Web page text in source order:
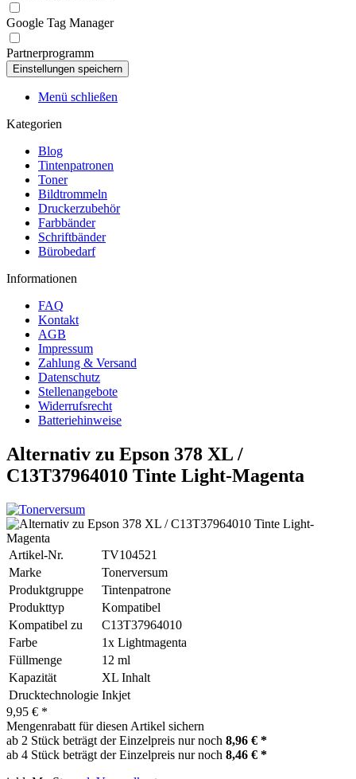
Google Tag Manager
Partnerprogramm
Menü schließen
Kategorien
Blog
Tintenpatronen
Toner
Bildtrommeln
Druckerzubehör
Farbbänder
Schriftbänder
Bürobedarf
Informationen
FAQ
Kontakt
AGB
Impressum
Zahlung & Versand
Datenschutz
Stellenangebote
Widerrufsrecht
Batteriehinweise
Alternativ zu Epson 378 XL /
C13T37964010 Tinte Light-Magenta
Artikel-Nr.
TV104521
Marke
Tonerversum
Produktgruppe
Tintenpatrone
Produkttyp
Kompatibel
Kompatibel zu
C13T37964010
Farbe
1x Lightmagenta
Füllmenge
12 ml
Kapazität
XL Inhalt
Drucktechnologie Inkjet
9,95 € *
Mengenrabatt für diesen Artikel sichern
ab 2 Stück beträgt der Einzelpreis nur noch 8,96 € *
ab 4 Stück beträgt der Einzelpreis nur noch 8,46 € *